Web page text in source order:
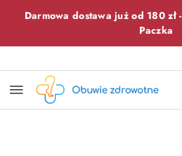
Przejdź do treści głównej
Przejdź do wyszukiwarki
Przejdź do moje konto
Przejdź do menu głównego
Przejdź do opisu produktu
Przejdź do stopki
Darmowa dostawa już od 180 zł -
Paczka